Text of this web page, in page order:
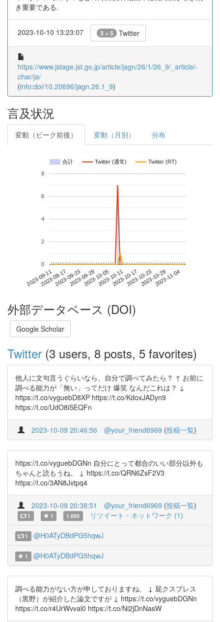
き重要である.
2023-10-10 13:23:07 3 + 5 Twitter
https://www.jstage.jst.go.jp/article/jagn/26/1/26_9/_article/-
char/ja/
(info:doi/10.20696/jagn.26.1_9)
言及状況
変動（ピーク前後） 変動（月別） 分布
合計 Twitter (通常) Twitter (RT)
2023-09-112023-09-172023-09-232023-09-292023-10-052023-10-112023-10-172023-10-232023-10-292023-11-04
0
2
4
6
8
外部データベース (DOI)
Google Scholar
Twitter (3 users, 8 posts, 5 favorites)
他人に文句言うぐらいなら、自分で調べてみたら？ ↑ お前に
調べる能力が「無い」ってだけ 爆笑 なんだこれは？ ↓
https://t.co/vyguebD8XP https://t.co/KdoxJADyn9
https://t.co/UdO8iSEQFn
2023-10-09 20:46:56 @your_friend6969 (投稿一覧)
https://t.co/vyguebDGNn 自分にとって都合のいい部分以外も
ちゃんと読もうね。 ↓ https://t.co/QRN6ZsF2V3
https://t.co/3AN8Jxtpq4
2023-10-09 20:38:51 @your_friend6969 (投稿一覧)
1 1 1.000 リツイート・ネットワーク (1)
1 @H0ATyDBdPG5hqwJ
1 @H0ATyDBdPG5hqwJ
調べる能力がない方が申しておりますね。 ↓ 屁クスプレス
（黒野）が紹介した論文ですが ↓ https://t.co/vyguebDGNn
https://t.co/r4UrWvval0 https://t.co/Ni2jDnNasW